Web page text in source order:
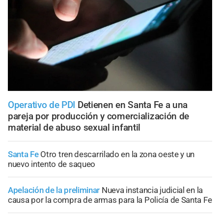
Operativo de PDI Detienen en Santa Fe a una
pareja por producción y comercialización de
material de abuso sexual infantil
Santa Fe Otro tren descarrilado en la zona oeste y un
nuevo intento de saqueo
Apelación de la preliminar Nueva instancia judicial en la
causa por la compra de armas para la Policía de Santa Fe